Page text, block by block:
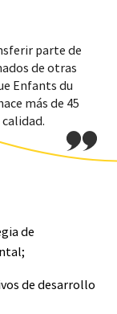
parte de
de otras
Enfants du
más de 45
de
de desarrollo